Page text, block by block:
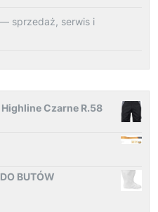
— sprzedaż, serwis i
Czarne R.58
BUTÓW